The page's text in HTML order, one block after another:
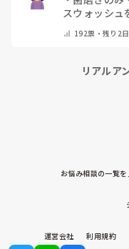
スウォッシュ
の他(コメン
192票・残り2日
リアルア
お悩み相談の一覧を
運営会社 利用規約